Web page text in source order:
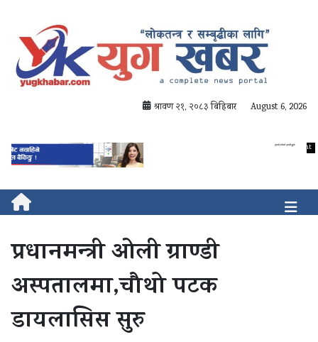
श्रावण २१, २०८३ बिहिबार August 6, 2026
प्रधानमन्त्री ओली ग्राण्डी
अस्पतालमा,चौथो पटक
डायलासिस सुरु